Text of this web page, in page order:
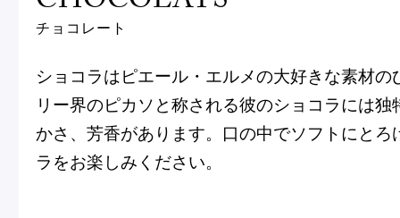
Produits de saison
SUMMER GIFT 2026
Macarons
条件で絞り込む
販売条件
オンライン販売中
択
ブティック限定
ご予約受付中
商品タイプ
年間定番
季節限定
チョコレート
ショコラはピエール・エルメの大好きな素材の
リー界のピカソと称される彼のショコラには独
かさ、芳香があります。口の中でソフトにとろ
ラをお楽しみください。